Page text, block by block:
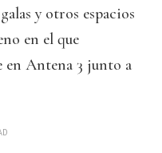
y otros espacios
en el que
Antena 3 junto a